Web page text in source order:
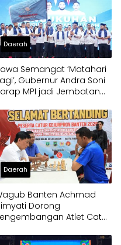
Daerah
Semangat ‘Matahari
Gubernur Andra Soni
MPI jadi Jembatan
Daerah
Banten Achmad
Dorong
Atlet Catur